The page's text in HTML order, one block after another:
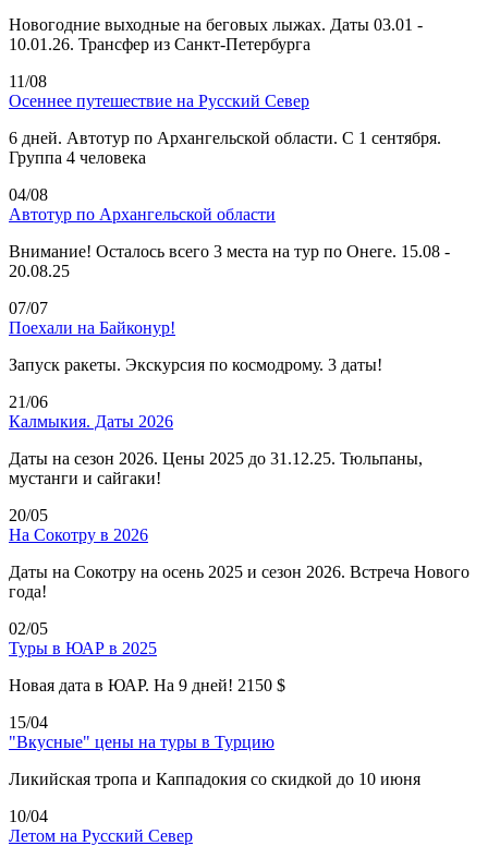
Новогодние выходные на беговых лыжах. Даты 03.01 -
10.01.26. Трансфер из Санкт-Петербурга
11/08
Осеннее путешествие на Русский Север
6 дней. Автотур по Архангельской области. С 1 сентября.
Группа 4 человека
04/08
Автотур по Архангельской области
Внимание! Осталось всего 3 места на тур по Онеге. 15.08 -
20.08.25
07/07
Поехали на Байконур!
Запуск ракеты. Экскурсия по космодрому. 3 даты!
21/06
Калмыкия. Даты 2026
Даты на сезон 2026. Цены 2025 до 31.12.25. Тюльпаны,
мустанги и сайгаки!
20/05
На Сокотру в 2026
Даты на Сокотру на осень 2025 и сезон 2026. Встреча Нового
года!
02/05
Туры в ЮАР в 2025
Новая дата в ЮАР. На 9 дней! 2150 $
15/04
"Вкусные" цены на туры в Турцию
Ликийская тропа и Каппадокия со скидкой до 10 июня
10/04
Летом на Русский Север